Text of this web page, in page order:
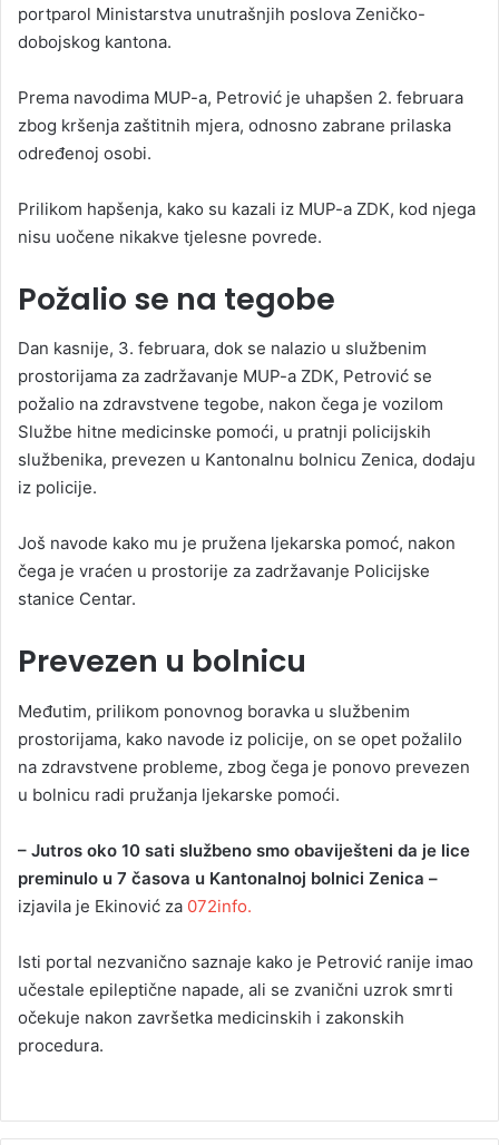
portparol Ministarstva unutrašnjih poslova Zeničko-
dobojskog kantona.
Prema navodima MUP-a, Petrović je uhapšen 2. februara
zbog kršenja zaštitnih mjera, odnosno zabrane prilaska
određenoj osobi.
Prilikom hapšenja, kako su kazali iz MUP-a ZDK, kod njega
nisu uočene nikakve tjelesne povrede.
Požalio se na tegobe
Dan kasnije, 3. februara, dok se nalazio u službenim
prostorijama za zadržavanje MUP-a ZDK, Petrović se
požalio na zdravstvene tegobe, nakon čega je vozilom
Službe hitne medicinske pomoći, u pratnji policijskih
službenika, prevezen u Kantonalnu bolnicu Zenica, dodaju
iz policije.
Još navode kako mu je pružena ljekarska pomoć, nakon
čega je vraćen u prostorije za zadržavanje Policijske
stanice Centar.
Prevezen u bolnicu
Međutim, prilikom ponovnog boravka u službenim
prostorijama, kako navode iz policije, on se opet požalilo
na zdravstvene probleme, zbog čega je ponovo prevezen
u bolnicu radi pružanja ljekarske pomoći.
– Jutros oko 10 sati službeno smo obaviješteni da je lice
preminulo u 7 časova u Kantonalnoj bolnici Zenica –
izjavila je Ekinović za 072info.
Isti portal nezvanično saznaje kako je Petrović ranije imao
učestale epileptične napade, ali se zvanični uzrok smrti
očekuje nakon završetka medicinskih i zakonskih
procedura.